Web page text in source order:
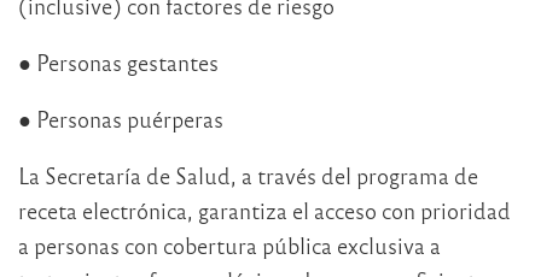
(inclusive) con factores de riesgo
● Personas gestantes
● Personas puérperas
La Secretaría de Salud, a través del programa de
receta electrónica, garantiza el acceso con prioridad
a personas con cobertura pública exclusiva a